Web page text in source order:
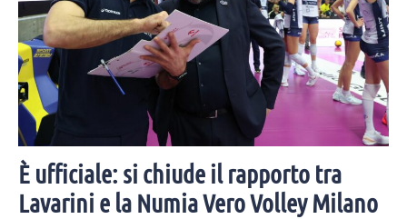
È ufficiale: si chiude il rapporto tra
Lavarini e la Numia Vero Volley Milano